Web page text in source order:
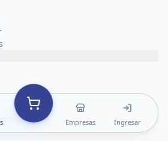
Empresas Ingresar